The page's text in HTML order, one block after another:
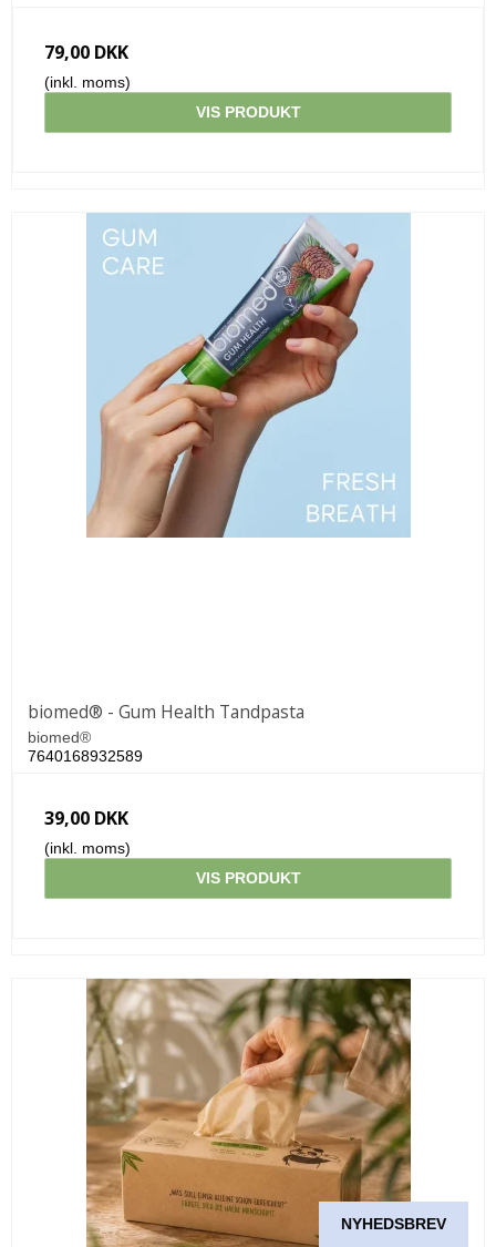
79,00 DKK
(inkl. moms)
VIS PRODUKT
biomed® - Gum Health Tandpasta
biomed®
7640168932589
39,00 DKK
(inkl. moms)
VIS PRODUKT
NYHEDSBREV